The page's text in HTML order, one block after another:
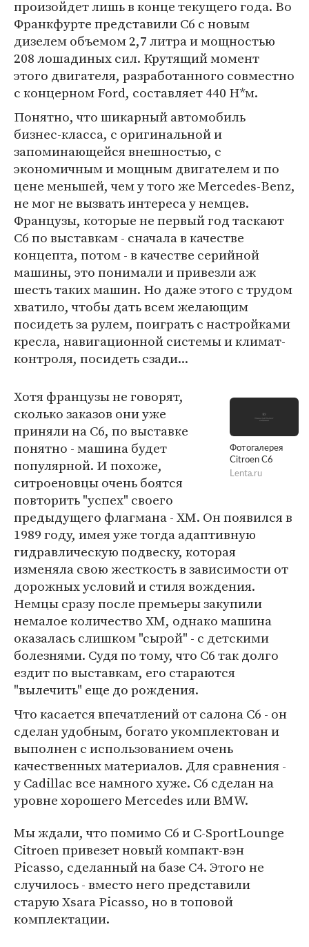
произойдет лишь в конце текущего года. Во
Франкфурте представили С6 с новым
дизелем объемом 2,7 литра и мощностью
208 лошадиных сил. Крутящий момент
этого двигателя, разработанного совместно
с концерном Ford, составляет 440 Н*м.
Понятно, что шикарный автомобиль
бизнес-класса, с оригинальной и
запоминающейся внешностью, с
экономичным и мощным двигателем и по
цене меньшей, чем у того же Mercedes-Benz,
не мог не вызвать интереса у немцев.
Французы, которые не первый год таскают
С6 по выставкам - сначала в качестве
концепта, потом - в качестве серийной
машины, это понимали и привезли аж
шесть таких машин. Но даже этого с трудом
хватило, чтобы дать всем желающим
посидеть за рулем, поиграть с настройками
кресла, навигационной системы и климат-
контроля, посидеть сзади...
Фотогалерея
Citroen C6
Lenta.ru
Хотя французы не говорят,
сколько заказов они уже
приняли на С6, по выставке
понятно - машина будет
популярной. И похоже,
ситроеновцы очень боятся
повторить "успех" своего
предыдущего флагмана - XM. Он появился в
1989 году, имея уже тогда адаптивную
гидравлическую подвеску, которая
изменяла свою жесткость в зависимости от
дорожных условий и стиля вождения.
Немцы сразу после премьеры закупили
немалое количество XM, однако машина
оказалась слишком "сырой" - с детскими
болезнями. Судя по тому, что С6 так долго
ездит по выставкам, его стараются
"вылечить" еще до рождения.
Что касается впечатлений от салона С6 - он
сделан удобным, богато укомплектован и
выполнен с использованием очень
качественных материалов. Для сравнения -
у Cadillac все намного хуже. С6 сделан на
уровне хорошего Mercedes или BMW.
Мы ждали, что помимо С6 и C-SportLoungе
Citroen привезет новый компакт-вэн
Picasso, сделанный на базе С4. Этого не
случилось - вместо него представили
старую Xsara Picasso, но в топовой
комплектации.